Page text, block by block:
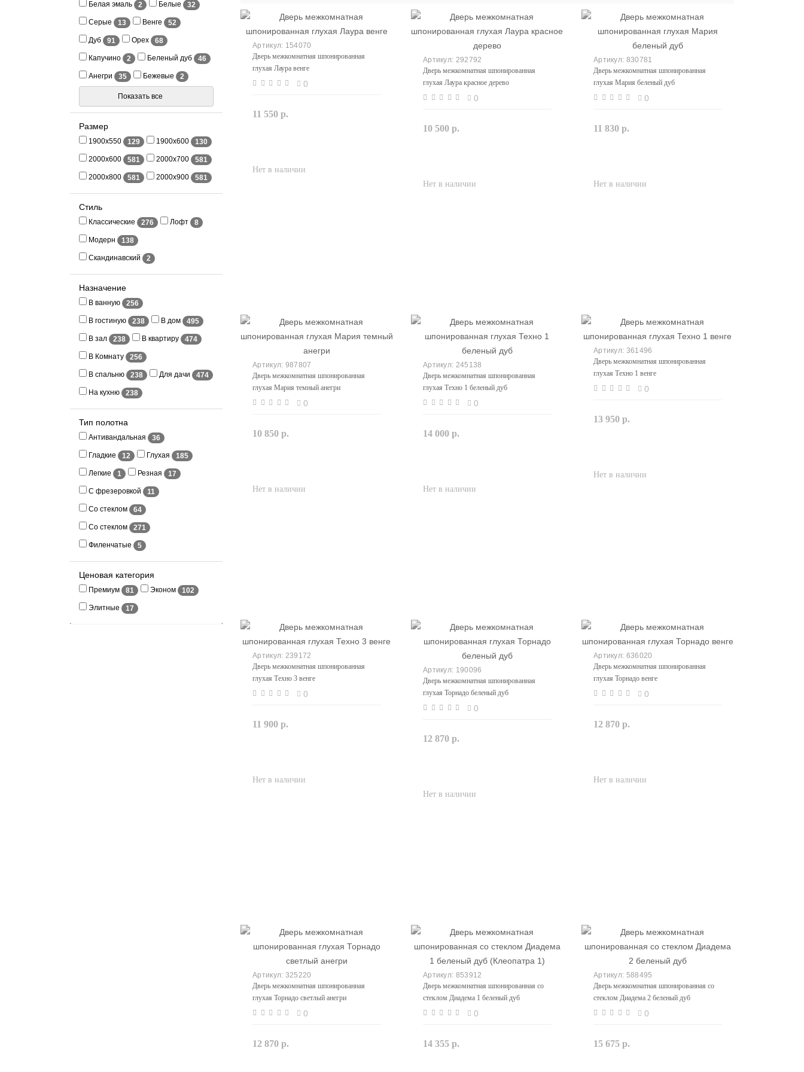
Белая эмаль 2 Белые 32
Серые 13 Венге 52
Дуб 91 Орех 68
Капучино 2 Беленый дуб 46
Анегри 35 Бежевые 2
Показать все
Размер
1900x550 129 1900x600 130
2000x600 581 2000x700 581
2000x800 581 2000x900 581
Стиль
Классические 276 Лофт 8
Модерн 138
Скандинавский 2
Назначение
В ванную 256
В гостиную 238 В дом 495
В зал 238 В квартиру 474
В Комнату 256
В спальню 238 Для дачи 474
На кухню 238
Тип полотна
Антивандальная 36
Гладкие 12 Глухая 185
Легкие 1 Резная 17
С фрезеровкой 11
Со стеклом 64
Со стеклом 271
Филенчатые 5
Ценовая категория
Премиум 81 Эконом 102
Элитные 17
154070
Дверь межкомнатная шпонированная
глухая Лаура венге
0
11 550 р.
292792
Дверь межкомнатная шпонированная
глухая Лаура красное дерево
0
10 500 р.
830781
Дверь межкомнатная шпонированная
глухая Мария беленый дуб
0
11 830 р.
987807
Дверь межкомнатная шпонированная
глухая Мария темный анегри
0
10 850 р.
245138
Дверь межкомнатная шпонированная
глухая Техно 1 беленый дуб
0
14 000 р.
361496
Дверь межкомнатная шпонированная
глухая Техно 1 венге
0
13 950 р.
239172
Дверь межкомнатная шпонированная
глухая Техно 3 венге
0
11 900 р.
190096
Дверь межкомнатная шпонированная
глухая Торнадо беленый дуб
0
12 870 р.
636020
Дверь межкомнатная шпонированная
глухая Торнадо венге
0
12 870 р.
325220
Дверь межкомнатная шпонированная
глухая Торнадо светлый анегри
0
12 870 р.
853912
Дверь межкомнатная шпонированная со
стеклом Диадема 1 беленый дуб
(Клеопатра 1)
0
14 355 р.
588495
Дверь межкомнатная шпонированная со
стеклом Диадема 2 беленый дуб
0
15 675 р.